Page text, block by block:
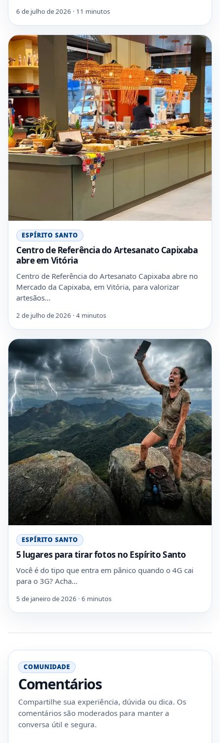
6 de julho de 2026 · 11 minutos
ESPÍRITO SANTO
Centro de Referência do Artesanato Capixaba
abre em Vitória
Centro de Referência do Artesanato Capixaba abre no
Mercado da Capixaba, em Vitória, para valorizar
artesãos…
2 de julho de 2026 · 4 minutos
ESPÍRITO SANTO
5 lugares para tirar fotos no Espírito Santo
Você é do tipo que entra em pânico quando o 4G cai
para o 3G? Acha…
5 de janeiro de 2026 · 6 minutos
COMUNIDADE
Comentários
Compartilhe sua experiência, dúvida ou dica. Os
comentários são moderados para manter a
conversa útil e segura.